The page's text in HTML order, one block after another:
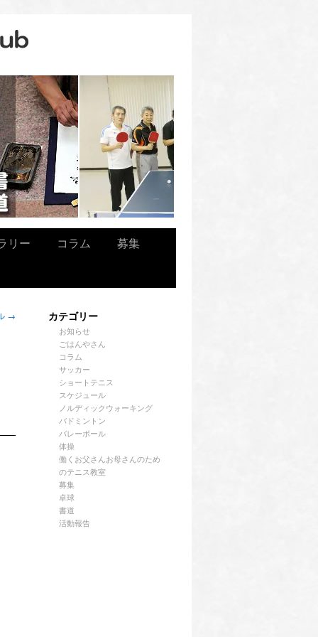
リー コラム 募集
カテゴリー
お知らせ
ごはんやさん
コラム
サッカー
ショートテニス
スケジュール
ノルディックウォーキング
バドミントン
バレーボール
体操
働くお父さんお母さんのため
のテニス教室
募集
卓球
書道
活動報告
→